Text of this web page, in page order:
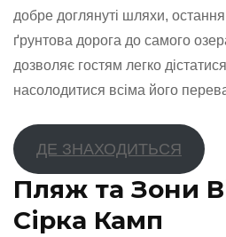
добре доглянуті шляхи,
ґрунтова дорога до самого
дозволяє гостям легко
насолодитися всіма його
ДЕ ЗНАХОДИТЬСЯ
Пляж та Зони
Сірка Камп